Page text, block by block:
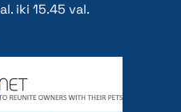
iki 15.45 val.